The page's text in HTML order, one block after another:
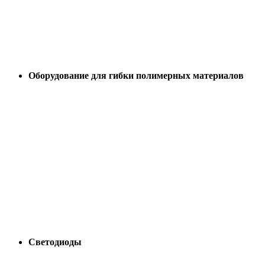
Оборудование для гибки полимерных материалов
Светодиоды